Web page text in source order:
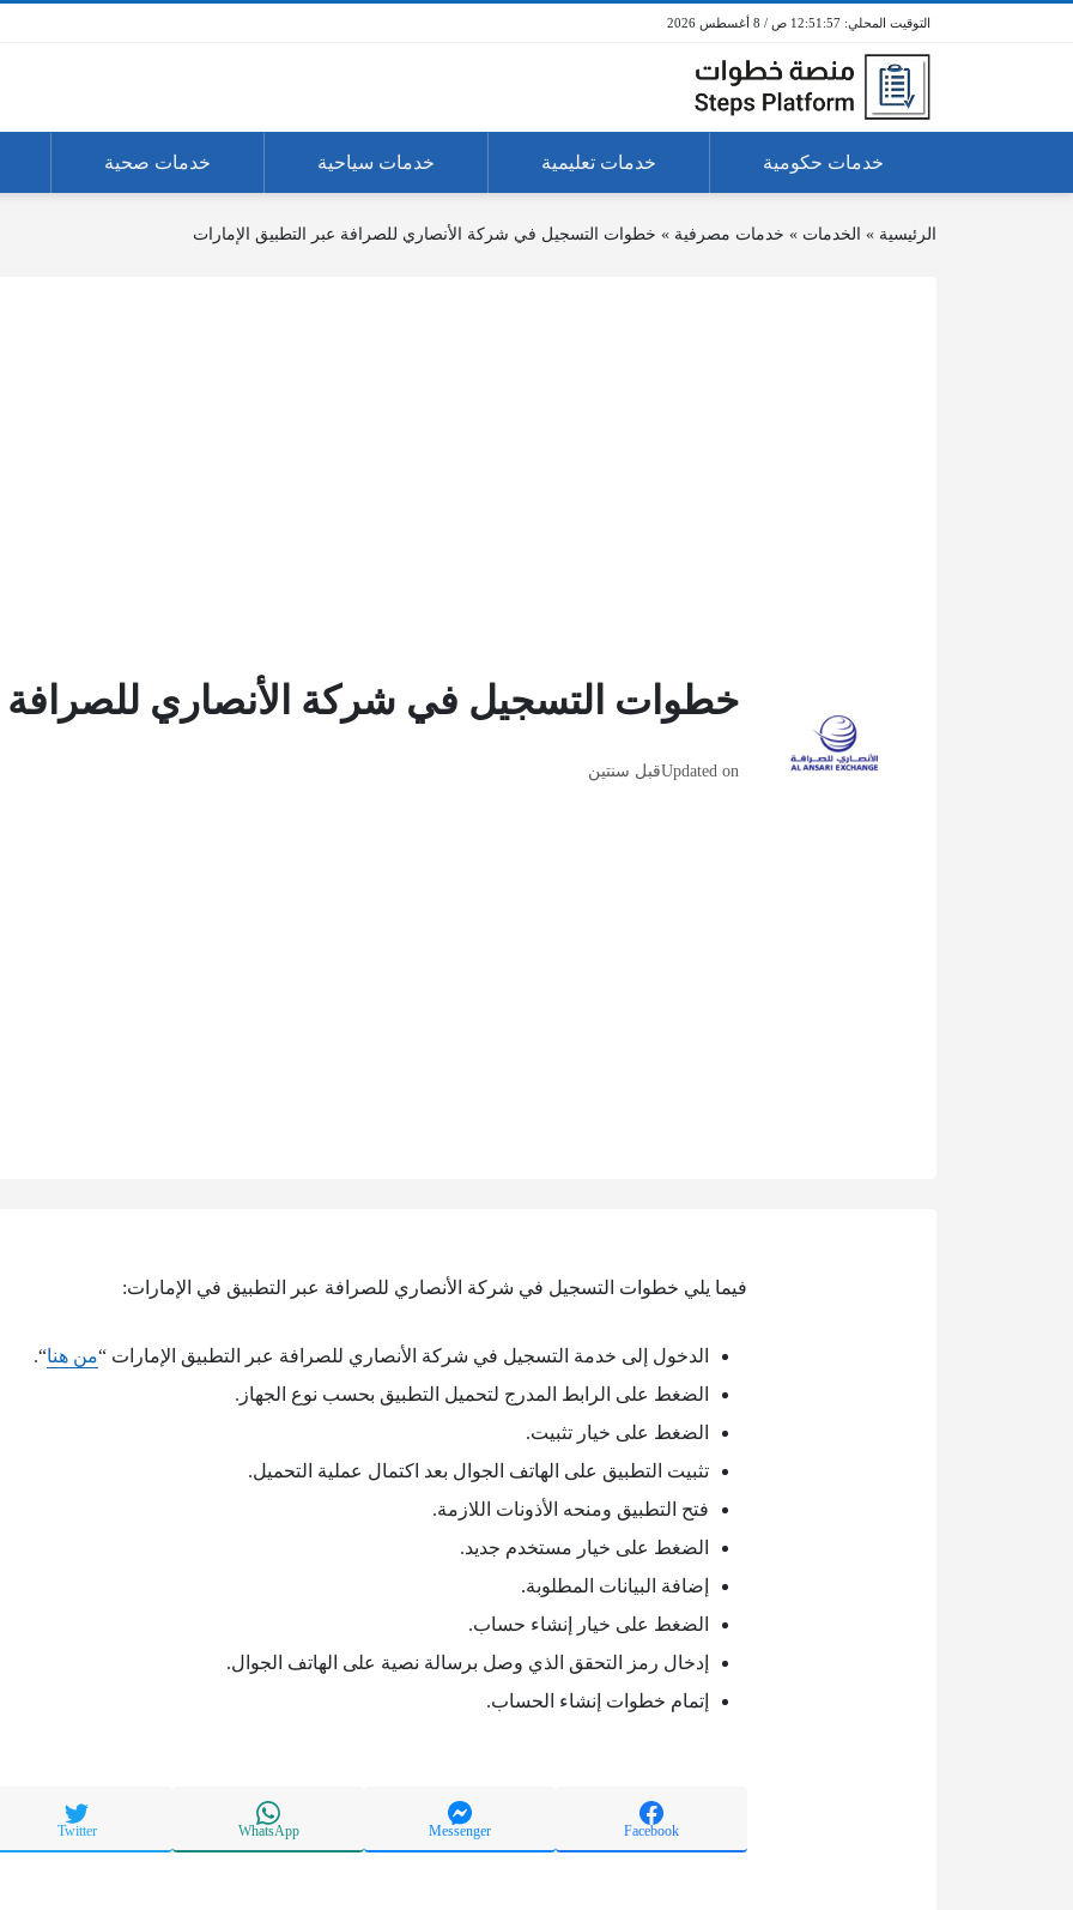
12:51:58 ص / 8 أغسطس 2026
خدمات حكومية خدمات تعليمية خدمات سياحية خدمات صحية
الرئيسية » الخدمات » خدمات مصرفية » خطوات التسجيل في شركة الأنصاري للصرافة عبر التطبيق الإمارات
خطوات التسجيل في شركة الأنصاري للصرافة
Updated onقبل سنتين
فيما يلي خطوات التسجيل في شركة الأنصاري للصرافة عبر التطبيق في الإمارات:
الدخول إلى خدمة التسجيل في شركة الأنصاري للصرافة عبر التطبيق الإمارات “من هنا“.
الضغط على الرابط المدرج لتحميل التطبيق بحسب نوع الجهاز.
الضغط على خيار تثبيت.
تثبيت التطبيق على الهاتف الجوال بعد اكتمال عملية التحميل.
فتح التطبيق ومنحه الأذونات اللازمة.
الضغط على خيار مستخدم جديد.
إضافة البيانات المطلوبة.
الضغط على خيار إنشاء حساب.
إدخال رمز التحقق الذي وصل برسالة نصية على الهاتف الجوال.
إتمام خطوات إنشاء الحساب.
Facebook
Messenger
WhatsApp
Twitter